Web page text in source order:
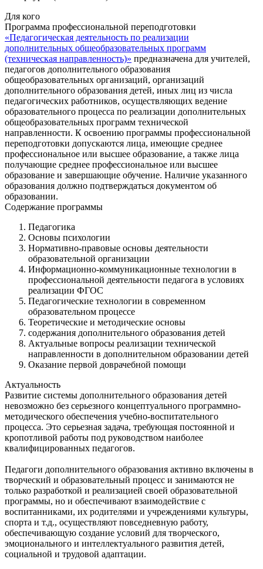
Для кого
Программа профессиональной переподготовки
«Педагогическая деятельность по реализации
дополнительных общеобразовательных программ
(техническая направленность)» предназначена для учителей,
педагогов дополнительного образования
общеобразовательных организаций, организаций
дополнительного образования детей, иных лиц из числа
педагогических работников, осуществляющих ведение
образовательного процесса по реализации дополнительных
общеобразовательных программ технической
направленности. К освоению программы профессиональной
переподготовки допускаются лица, имеющие среднее
профессиональное или высшее образование, а также лица
получающие среднее профессиональное или высшее
образование и завершающие обучение. Наличие указанного
образования должно подтверждаться документом об
образовании.
Содержание программы
Педагогика
Основы психологии
Нормативно-правовые основы деятельности
образовательной организации
Информационно-коммуникационные технологии в
профессиональной деятельности педагога в условиях
реализации ФГОС
Педагогические технологии в современном
образовательном процессе
Теоретические и методические основы
содержания дополнительного образования детей
Актуальные вопросы реализации технической
направленности в дополнительном образовании детей
Оказание первой доврачебной помощи
Актуальность
Развитие системы дополнительного образования детей
невозможно без серьезного концептуального программно-
методического обеспечения учебно-воспитательного
процесса. Это серьезная задача, требующая постоянной и
кропотливой работы под руководством наиболее
квалифицированных педагогов.
Педагоги дополнительного образования активно включены в
творческий и образовательный процесс и занимаются не
только разработкой и реализацией своей образовательной
программы, но и обеспечивают взаимодействие с
воспитанниками, их родителями и учреждениями культуры,
спорта и т.д., осуществляют повседневную работу,
обеспечивающую создание условий для творческого,
эмоционального и интеллектуального развития детей,
социальной и трудовой адаптации.